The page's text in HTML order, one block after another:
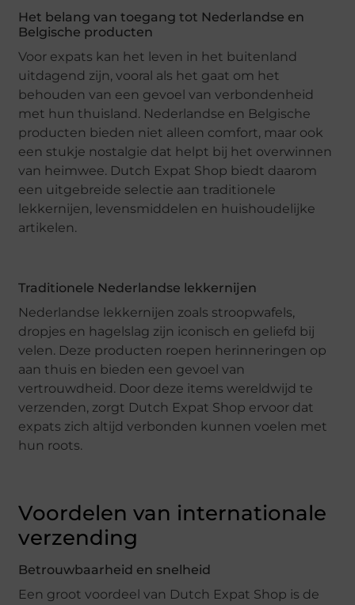
Het belang van toegang tot Nederlandse en
Belgische producten
Voor expats kan het leven in het buitenland
uitdagend zijn, vooral als het gaat om het
behouden van een gevoel van verbondenheid
met hun thuisland. Nederlandse en Belgische
producten bieden niet alleen comfort, maar ook
een stukje nostalgie dat helpt bij het overwinnen
van heimwee. Dutch Expat Shop biedt daarom
een uitgebreide selectie aan traditionele
lekkernijen, levensmiddelen en huishoudelijke
artikelen.
Traditionele Nederlandse lekkernijen
Nederlandse lekkernijen zoals stroopwafels,
dropjes en hagelslag zijn iconisch en geliefd bij
velen. Deze producten roepen herinneringen op
aan thuis en bieden een gevoel van
vertrouwdheid. Door deze items wereldwijd te
verzenden, zorgt Dutch Expat Shop ervoor dat
expats zich altijd verbonden kunnen voelen met
hun roots.
Voordelen van internationale
verzending
Betrouwbaarheid en snelheid
Een groot voordeel van Dutch Expat Shop is de